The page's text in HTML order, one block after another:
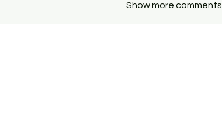
Show more comments